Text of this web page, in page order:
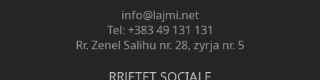
info@lajmi.net
Tel: +383 49 131 131
Rr. Zenel Salihu nr. 28, zyrja nr. 5
RRJETET SOCIALE